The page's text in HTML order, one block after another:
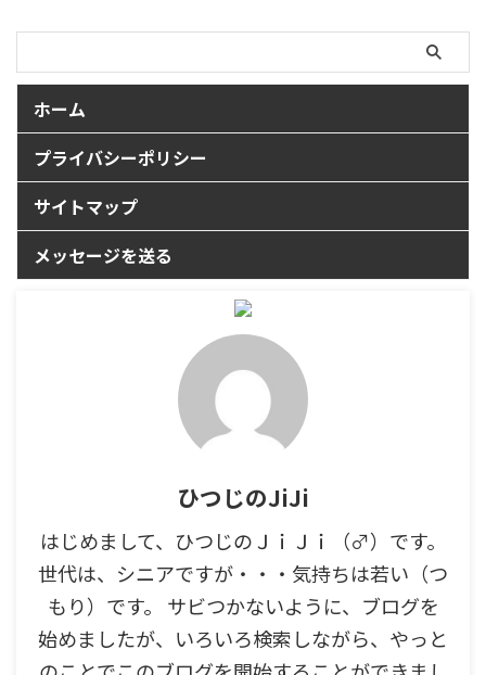
ホーム
プライバシーポリシー
サイトマップ
メッセージを送る
ひつじのJiJi
はじめまして、ひつじのＪｉＪｉ（♂）です。
世代は、シニアですが・・・気持ちは若い（つ
もり）です。 サビつかないように、ブログを
始めましたが、いろいろ検索しながら、やっと